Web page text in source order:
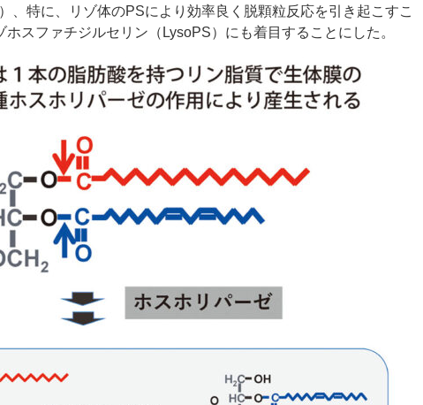
、特に、リゾ体のPSにより効率良く脱顆粒反応を引き起こすこ
スファチジルセリン（LysoPS）にも着目することにした。